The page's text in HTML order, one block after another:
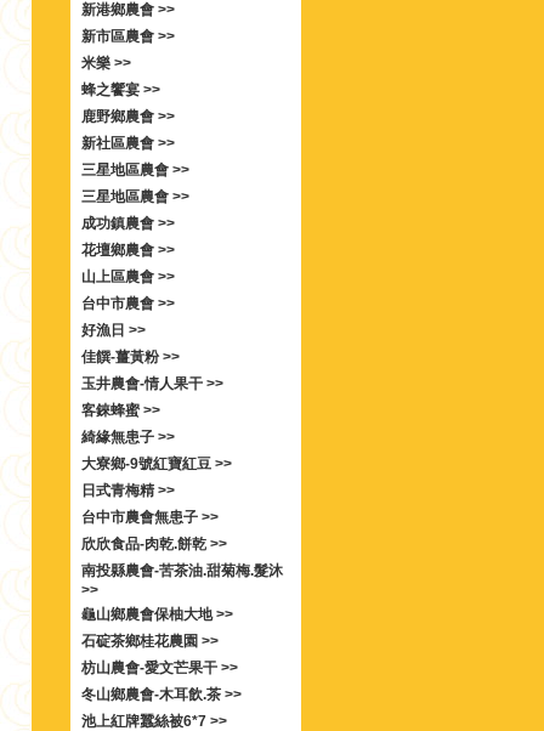
新港鄉農會 >>
新市區農會 >>
米樂 >>
蜂之饗宴 >>
鹿野鄉農會 >>
新社區農會 >>
三星地區農會 >>
三星地區農會 >>
成功鎮農會 >>
花壇鄉農會 >>
山上區農會 >>
台中市農會 >>
好漁日 >>
佳饌-薑黃粉 >>
玉井農會-情人果干 >>
客錸蜂蜜 >>
綺緣無患子 >>
大寮鄉-9號紅寶紅豆 >>
日式青梅精 >>
台中市農會無患子 >>
欣欣食品-肉乾.餅乾 >>
南投縣農會-苦茶油.甜菊梅.髮沐
>>
龜山鄉農會保柚大地 >>
石碇茶鄉桂花農園 >>
枋山農會-愛文芒果干 >>
冬山鄉農會-木耳飲.茶 >>
池上紅牌蠶絲被6*7 >>